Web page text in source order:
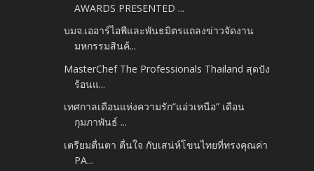
AWARDS PRESENTED ...
บมจ.เออาร์ไอพีและพันธมิตรแถลงข่าวจัดงาน
มหกรรมสินค้...
MasterChef The Professionals Thailand สุดปัง
ร้อนแ...
เทศกาลเดือนแห่งความรัก“แอ่วเหนือ” เดือน
กุมภาพันธ์ ...
เตรียมตื่นตา ตื่นใจ กับเสน่ห์โขนไทยที่ทรงคุณค่า
PA...